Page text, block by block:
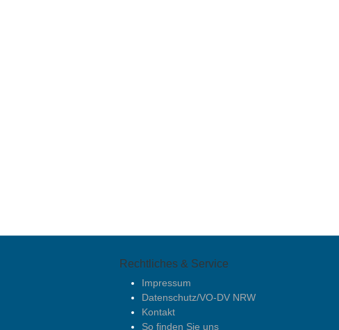
Rechtliches & Service
Impressum
Datenschutz/VO-DV NRW
Kontakt
So finden Sie uns